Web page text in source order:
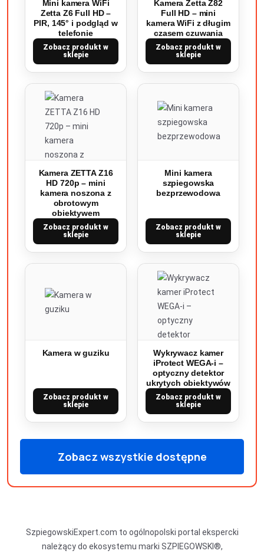
Mini kamera WiFi
Zetta Z6 Full HD –
PIR, 145° i podgląd w
telefonie
Zobacz produkt w
sklepie
Kamera Zetta Z82
Full HD – mini
kamera WiFi z długim
czasem czuwania
Zobacz produkt w
sklepie
Kamera ZETTA Z16
HD 720p – mini
kamera noszona z
obrotowym
obiektywem
Zobacz produkt w
sklepie
Mini kamera
szpiegowska
bezprzewodowa
Zobacz produkt w
sklepie
Kamera w guziku
Zobacz produkt w
sklepie
Wykrywacz kamer
iProtect WEGA-i –
optyczny detektor
ukrytych obiektywów
Zobacz produkt w
sklepie
Zobacz wszystkie dostępne
produkty
SzpiegowskiExpert.com to ogólnopolski portal ekspercki
należący do ekosystemu marki SZPIEGOWSKI®,